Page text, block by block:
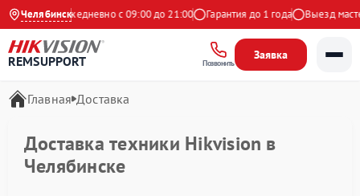
Челябинск
Яндекс Ежедневно с 09:00 до 21:00 Гарантия до 1 года Выезд
REMSUPPORT Позвонить
Заявка
Главная Доставка
Доставка техники Hikvision в
Челябинске